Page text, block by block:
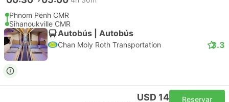
Phnom Penh CMR
Sihanoukville CMR
Autobús | Autobús
Chan Moly Roth Transportation 3.3
USD 14 Reservar